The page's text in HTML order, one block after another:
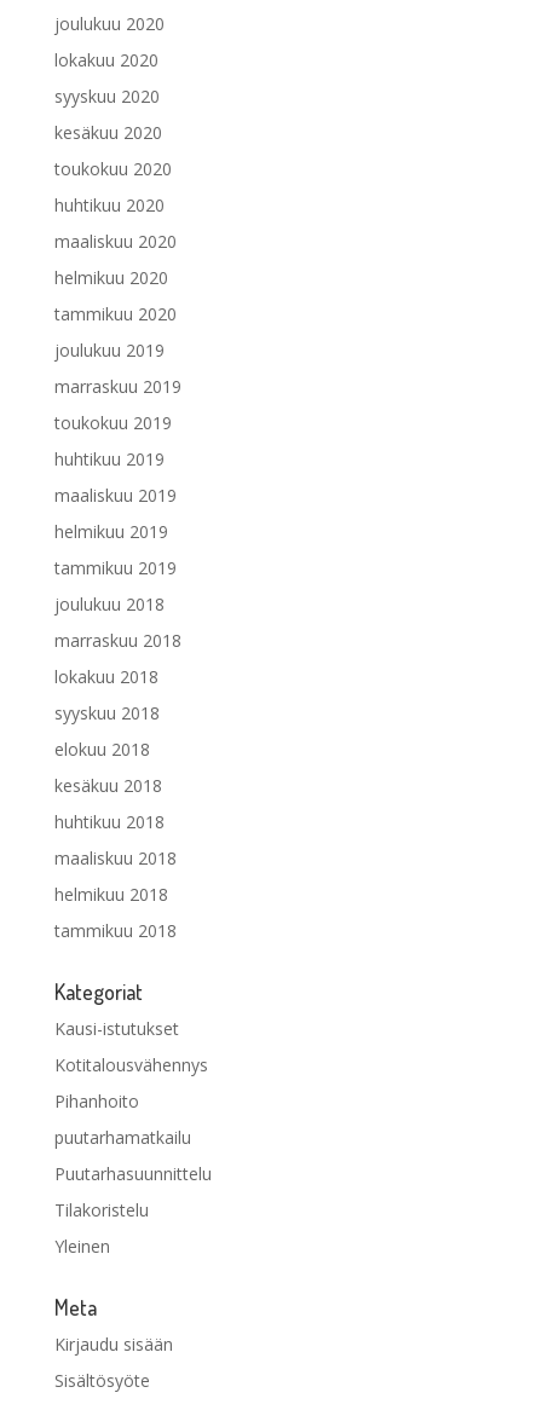
joulukuu 2020
lokakuu 2020
syyskuu 2020
kesäkuu 2020
toukokuu 2020
huhtikuu 2020
maaliskuu 2020
helmikuu 2020
tammikuu 2020
joulukuu 2019
marraskuu 2019
toukokuu 2019
huhtikuu 2019
maaliskuu 2019
helmikuu 2019
tammikuu 2019
joulukuu 2018
marraskuu 2018
lokakuu 2018
syyskuu 2018
elokuu 2018
kesäkuu 2018
huhtikuu 2018
maaliskuu 2018
helmikuu 2018
tammikuu 2018
Kategoriat
Kausi-istutukset
Kotitalousvähennys
Pihanhoito
puutarhamatkailu
Puutarhasuunnittelu
Tilakoristelu
Yleinen
Meta
Kirjaudu sisään
Sisältösyöte